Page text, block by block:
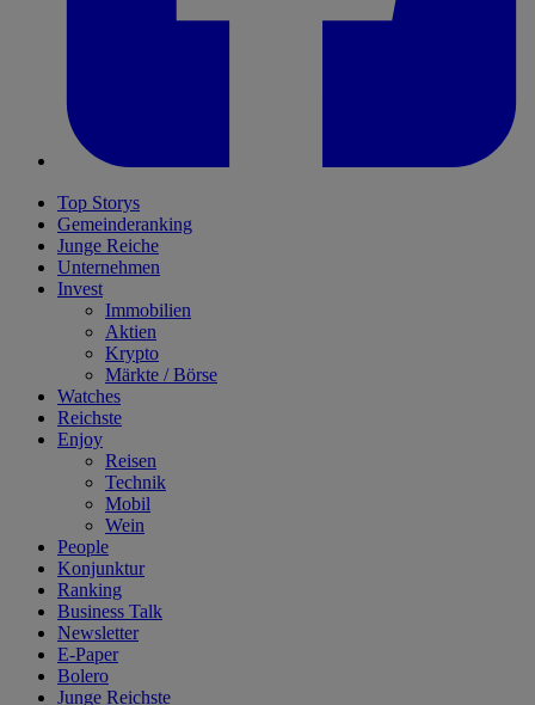
Top Storys
Gemeinderanking
Junge Reiche
Unternehmen
Invest
Immobilien
Aktien
Krypto
Märkte / Börse
Watches
Reichste
Enjoy
Reisen
Technik
Mobil
Wein
People
Konjunktur
Ranking
Business Talk
Newsletter
E-Paper
Bolero
Junge Reichste